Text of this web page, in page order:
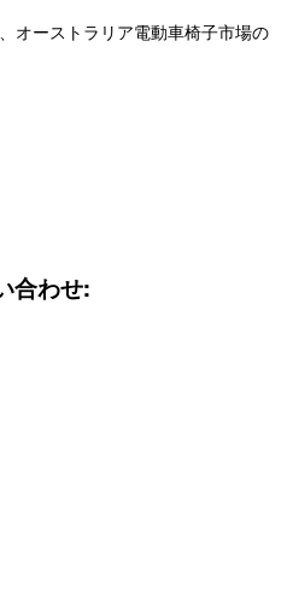
オーストラリア電動車椅子市場の
合わせ: